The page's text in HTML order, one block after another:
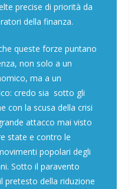
precise di priorità da
della finanza.
queste forze puntano
non solo a un
ma a un
credo sia sotto gli
con la scusa della crisi
attacco mai visto
state e contro le
popolari degli
Sotto il paravento
pretesto della riduzione